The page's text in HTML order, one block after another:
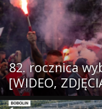
82. rocznica
[WIDEO,